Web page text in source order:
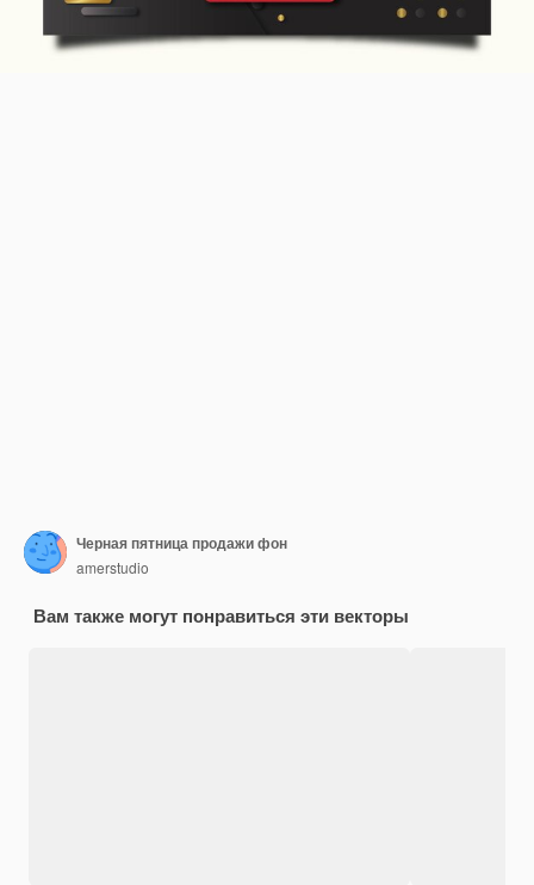
Черная пятница продажи фон
amerstudio
Вам также могут понравиться эти векторы